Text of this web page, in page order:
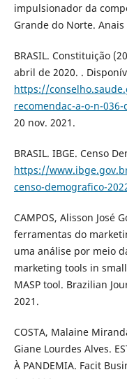
impulsionador da
Grande do Norte. Anais
BRASIL. Constituição
abril de 2020. .
https://
recomendac-a-o-n-
20 nov. 2021.
BRASIL. IBGE. Censo
https://
censo-demografico-
CAMPOS, Alisson José
ferramentas do
uma análise por meio
marketing tools in
MASP tool. Brazilian
2021.
COSTA, Malaine
Giane Lourdes Alves.
À PANDEMIA. Facit